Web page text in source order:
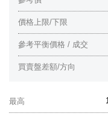
價格上限/下限
參考平衡價格 / 成交
買賣盤差額/方向
最高